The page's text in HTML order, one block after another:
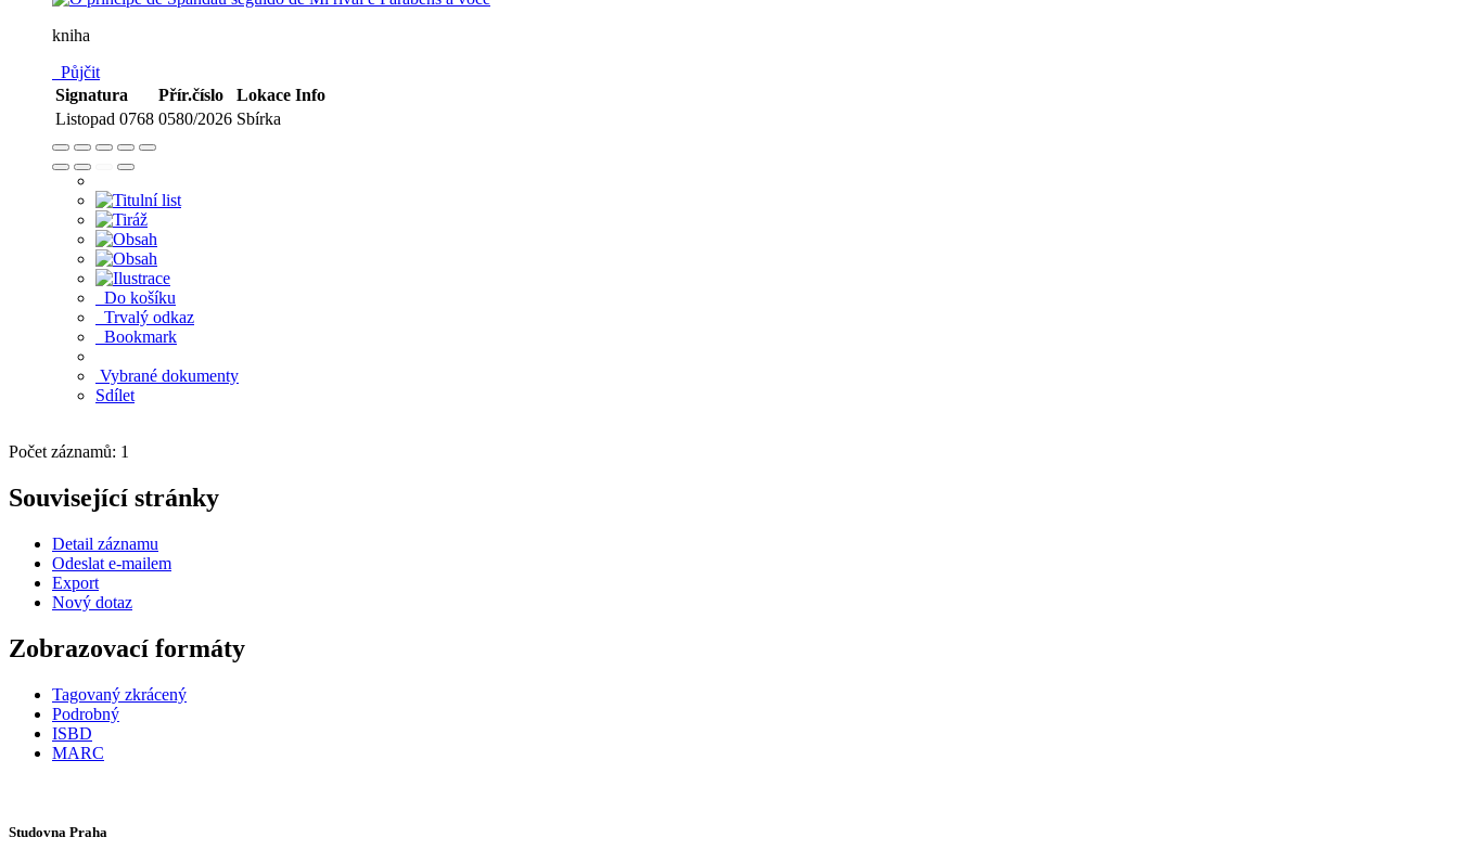
kniha
Půjčit
Signatura
Přír.číslo Lokace Info
Listopad 0768 0580/2026 Sbírka
Do košíku
Trvalý odkaz
Bookmark
Vybrané dokumenty
Sdílet
Počet záznamů: 1
Související stránky
Detail záznamu
Odeslat e-mailem
Export
Nový dotaz
Zobrazovací formáty
Tagovaný zkrácený
Podrobný
ISBD
MARC
Studovna Praha